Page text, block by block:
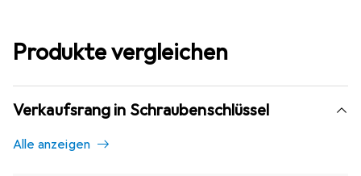
Produkte vergleichen
Verkaufsrang in Schraubenschlüssel
Alle anzeigen